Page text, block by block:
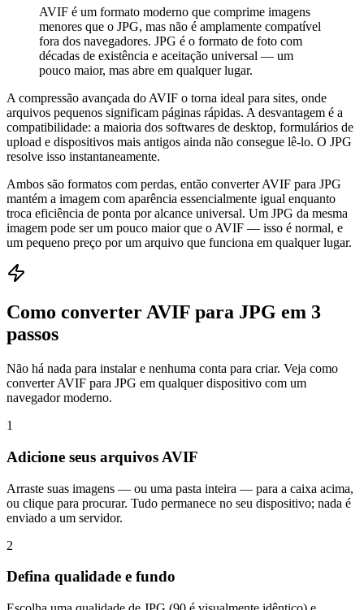
AVIF é um formato moderno que comprime imagens
menores que o JPG, mas não é amplamente compatível
fora dos navegadores. JPG é o formato de foto com
décadas de existência e aceitação universal — um
pouco maior, mas abre em qualquer lugar.
A compressão avançada do AVIF o torna ideal para sites, onde
arquivos pequenos significam páginas rápidas. A desvantagem é a
compatibilidade: a maioria dos softwares de desktop, formulários de
upload e dispositivos mais antigos ainda não consegue lê-lo. O JPG
resolve isso instantaneamente.
Ambos são formatos com perdas, então converter AVIF para JPG
mantém a imagem com aparência essencialmente igual enquanto
troca eficiência de ponta por alcance universal. Um JPG da mesma
imagem pode ser um pouco maior que o AVIF — isso é normal, e
um pequeno preço por um arquivo que funciona em qualquer lugar.
Como converter AVIF para JPG em 3
passos
Não há nada para instalar e nenhuma conta para criar. Veja como
converter AVIF para JPG em qualquer dispositivo com um
navegador moderno.
1
Adicione seus arquivos AVIF
Arraste suas imagens — ou uma pasta inteira — para a caixa acima,
ou clique para procurar. Tudo permanece no seu dispositivo; nada é
enviado a um servidor.
2
Defina qualidade e fundo